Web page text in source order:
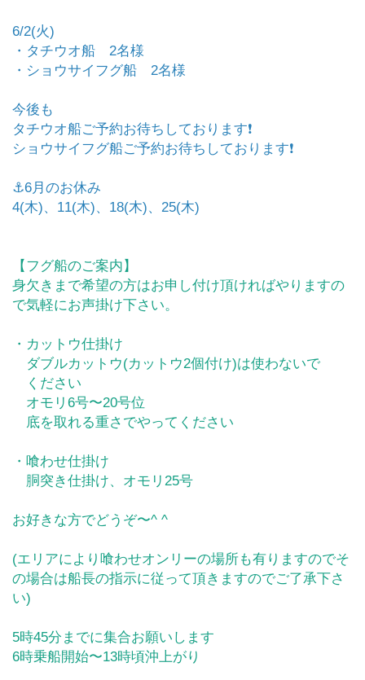
6/2(火)
・タチウオ船 2名様
・ショウサイフグ船 2名様
今後も
タチウオ船ご予約お待ちしております❗️
ショウサイフグ船ご予約お待ちしております❗️
⚓️6月のお休み
4(木)、11(木)、18(木)、25(木)
【フグ船のご案内】
身欠きまで希望の方はお申し付け頂ければやりますの
で気軽にお声掛け下さい。
・カットウ仕掛け
ダブルカットウ(カットウ2個付け)は使わないで
ください
オモリ6号〜20号位
底を取れる重さでやってください
・喰わせ仕掛け
胴突き仕掛け、オモリ25号
お好きな方でどうぞ〜^ ^
(エリアにより喰わせオンリーの場所も有りますのでそ
の場合は船長の指示に従って頂きますのでご了承下さ
い)
5時45分までに集合お願いします
6時乗船開始〜13時頃沖上がり